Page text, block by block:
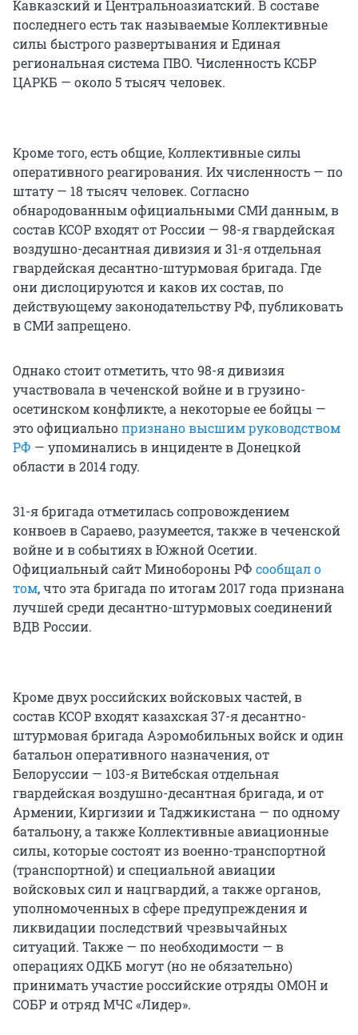
Кавказский и Центральноазиатский. В составе
последнего есть так называемые Коллективные
силы быстрого развертывания и Единая
региональная система ПВО. Численность КСБР
ЦАРКБ — около 5 тысяч человек.
Кроме того, есть общие, Коллективные силы
оперативного реагирования. Их численность — по
штату — 18 тысяч человек. Согласно
обнародованным официальными СМИ данным, в
состав КСОР входят от России — 98-я гвардейская
воздушно-десантная дивизия и 31-я отдельная
гвардейская десантно-штурмовая бригада. Где
они дислоцируются и каков их состав, по
действующему законодательству РФ, публиковать
в СМИ запрещено.
Однако стоит отметить, что 98-я дивизия
участвовала в чеченской войне и в грузино-
осетинском конфликте, а некоторые ее бойцы —
это официальнопризнано высшим руководством
РФ — упоминались в инциденте в Донецкой
области в 2014 году.
31-я бригада отметилась сопровождением
конвоев в Сараево, разумеется, также в чеченской
войне и в событиях в Южной Осетии.
Официальный сайт Минобороны РФ сообщал о
том, что эта бригада по итогам 2017 года признана
лучшей среди десантно-штурмовых соединений
ВДВ России.
Кроме двух российских войсковых частей, в
состав КСОР входят казахская 37-я десантно-
штурмовая бригада Аэромобильных войск и один
батальон оперативного назначения, от
Белоруссии — 103-я Витебская отдельная
гвардейская воздушно-десантная бригада, и от
Армении, Киргизии и Таджикистана — по одному
батальону, а также Коллективные авиационные
силы, которые состоят из военно-транспортной
(транспортной) и специальной авиации
войсковых сил и нацгвардий, а также органов,
уполномоченных в сфере предупреждения и
ликвидации последствий чрезвычайных
ситуаций. Также — по необходимости — в
операциях ОДКБ могут (но не обязательно)
принимать участие российские отряды ОМОН и
СОБР и отряд МЧС «Лидер».